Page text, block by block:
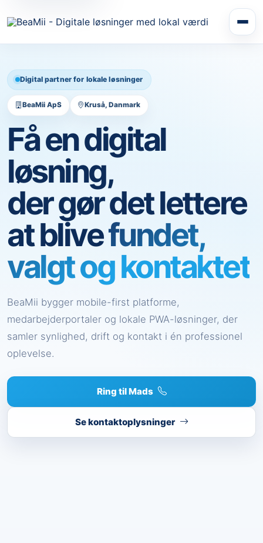
Digital partner for lokale løsninger
BeaMii ApS Kruså, Danmark
Få en digital
løsning,
der gør det lettere
at blivefundet,
valgt og kontaktet
BeaMii bygger mobile-first platforme,
medarbejderportaler og lokale PWA-løsninger, der
samler synlighed, drift og kontakt i én professionel
oplevelse.
Ring til Mads
Se kontaktoplysninger